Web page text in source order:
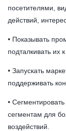
посетителями,
действий,
• Показывать
подталкивать их
• Запускать
поддерживать
•
сегментам для
воздействий.